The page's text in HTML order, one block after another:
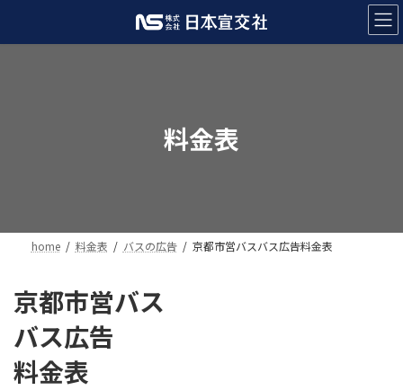
テ
ゲ
料金表
home 料金表 バスの広告 京都市営バスバス広告料金表
京都市営バス
バス広告
料金表